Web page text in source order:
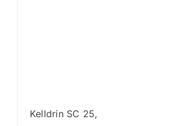
Kelldrin SC 25,